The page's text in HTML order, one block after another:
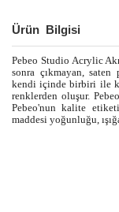
Ürün Bilgisi
Pebeo Studio Acrylic
sonra çıkmayan,
kendi içinde birbiri ile
renklerden oluşur.
Pebeo'nun kalite
maddesi yoğunluğu,